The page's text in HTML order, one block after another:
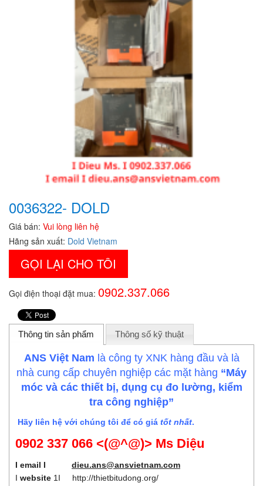
0036322- DOLD
Giá bán: Vui lòng liên hệ
Hãng sản xuất: Dold Vietnam
GỌI LẠI CHO TÔI
Gọi điện thoại đặt mua: 0902.337.066
Thông tin sản phẩm Thông số kỹ thuật
ANS Việt Nam là công ty XNK hàng đầu và là
nhà cung cấp chuyên nghiệp các mặt hàng “Máy
móc và các thiết bị, dụng cụ đo lường, kiểm
tra công nghiệp”
Hãy liên hệ với chúng tôi để có giá tốt nhất.
0902 337 066 <(@^@)> Ms Diệu
I email I dieu.ans@ansvietnam.com
I website 1I http://thietbitudong.org/